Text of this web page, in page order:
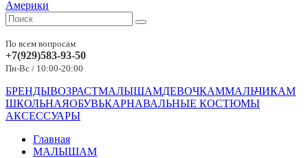
По всем вопросам
+7(929)583-93-50
Пн-Вс / 10:00-20:00
БРЕНДЫВОЗРАСТМАЛЫШАМДЕВОЧКАММАЛЬЧИКАМ
ШКОЛЬНАЯОБУВЬКАРНАВАЛЬНЫЕ КОСТЮМЫ
АКСЕССУАРЫ
Главная
МАЛЫШАМ